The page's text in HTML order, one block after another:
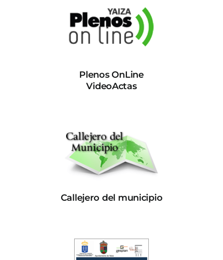
Plenos OnLine
VideoActas
Callejero del municipio